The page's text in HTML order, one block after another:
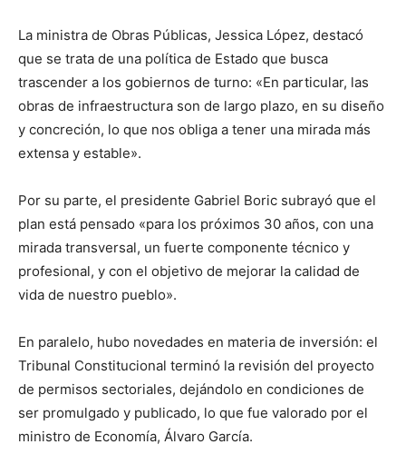
La ministra de Obras Públicas, Jessica López, destacó
que se trata de una política de Estado que busca
trascender a los gobiernos de turno: «En particular, las
obras de infraestructura son de largo plazo, en su diseño
y concreción, lo que nos obliga a tener una mirada más
extensa y estable».
Por su parte, el presidente Gabriel Boric subrayó que el
plan está pensado «para los próximos 30 años, con una
mirada transversal, un fuerte componente técnico y
profesional, y con el objetivo de mejorar la calidad de
vida de nuestro pueblo».
En paralelo, hubo novedades en materia de inversión: el
Tribunal Constitucional terminó la revisión del proyecto
de permisos sectoriales, dejándolo en condiciones de
ser promulgado y publicado, lo que fue valorado por el
ministro de Economía, Álvaro García.